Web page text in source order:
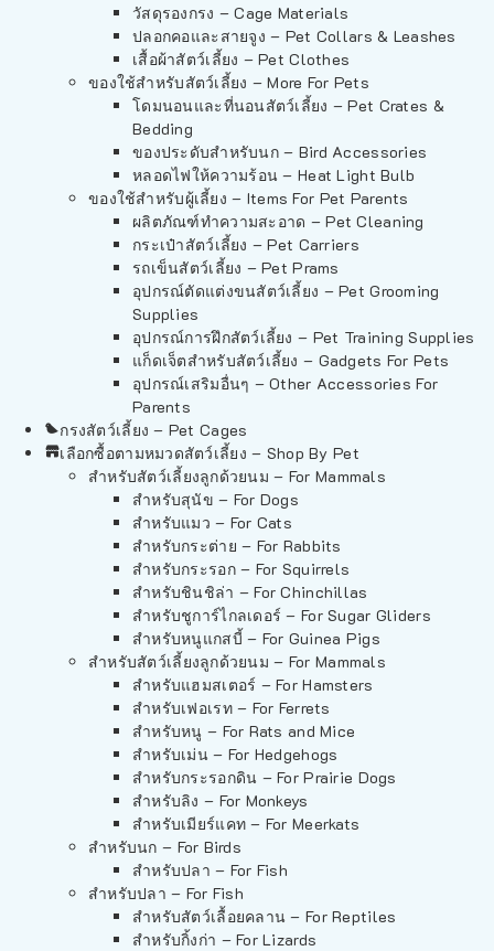
วัสดุรองกรง – Cage Materials
ปลอกคอและสายจูง – Pet Collars & Leashes
เสื้อผ้าสัตว์เลี้ยง – Pet Clothes
ของใช้สำหรับสัตว์เลี้ยง – More For Pets
โดมนอนและที่นอนสัตว์เลี้ยง – Pet Crates &
Bedding
ของประดับสำหรับนก – Bird Accessories
หลอดไฟให้ความร้อน – Heat Light Bulb
ของใช้สำหรับผู้เลี้ยง – Items For Pet Parents
ผลิตภัณฑ์ทำความสะอาด – Pet Cleaning
กระเป๋าสัตว์เลี้ยง – Pet Carriers
รถเข็นสัตว์เลี้ยง – Pet Prams
อุปกรณ์ตัดแต่งขนสัตว์เลี้ยง – Pet Grooming
Supplies
อุปกรณ์การฝึกสัตว์เลี้ยง – Pet Training Supplies
แก็ดเจ็ตสำหรับสัตว์เลี้ยง – Gadgets For Pets
อุปกรณ์เสริมอื่นๆ – Other Accessories For
Parents
กรงสัตว์เลี้ยง – Pet Cages
เลือกซื้อตามหมวดสัตว์เลี้ยง – Shop By Pet
สำหรับสัตว์เลี้ยงลูกด้วยนม – For Mammals
สำหรับสุนัข – For Dogs
สำหรับแมว – For Cats
สำหรับกระต่าย – For Rabbits
สำหรับกระรอก – For Squirrels
สำหรับชินชิล่า – For Chinchillas
สำหรับชูการ์ไกลเดอร์ – For Sugar Gliders
สำหรับหนูแกสบี้ – For Guinea Pigs
สำหรับสัตว์เลี้ยงลูกด้วยนม – For Mammals
สำหรับแฮมสเตอร์ – For Hamsters
สำหรับเฟอเรท – For Ferrets
สำหรับหนู – For Rats and Mice
สำหรับเม่น – For Hedgehogs
สำหรับกระรอกดิน – For Prairie Dogs
สำหรับลิง – For Monkeys
สำหรับเมียร์แคท – For Meerkats
สำหรับนก – For Birds
สำหรับปลา – For Fish
สำหรับปลา – For Fish
สำหรับสัตว์เลื้อยคลาน – For Reptiles
สำหรับกิ้งก่า – For Lizards